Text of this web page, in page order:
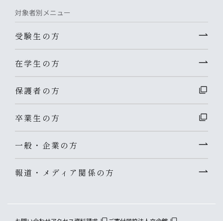
対象者別メニュー
受験生の方
在学生の方
保護者の方
卒業生の方
一般・企業の方
報道・メディア関係の方